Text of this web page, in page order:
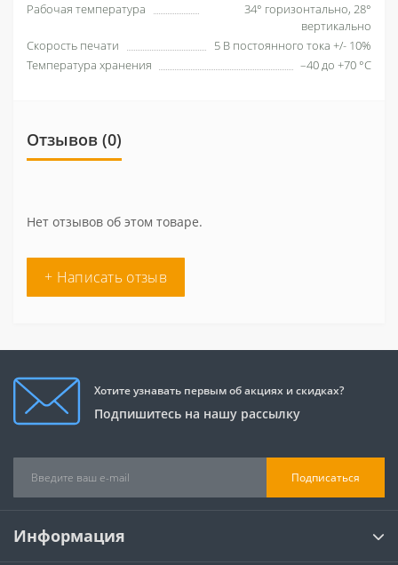
Рабочая температура
34° горизонтально, 28°
вертикально
Скорость печати
5 В постоянного тока +/- 10%
Температура хранения
–40 до +70 °С
Отзывов (0)
Нет отзывов об этом товаре.
+ Написать отзыв
Хотите узнавать первым об акциях и скидках?
Подпишитесь на нашу рассылку
Подписаться
Информация